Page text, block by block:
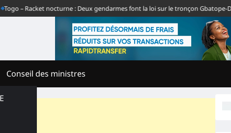
– Racket nocturne : Deux gendarmes font la loi sur le tronçon Gbatope-Davedi
Conseil des ministres